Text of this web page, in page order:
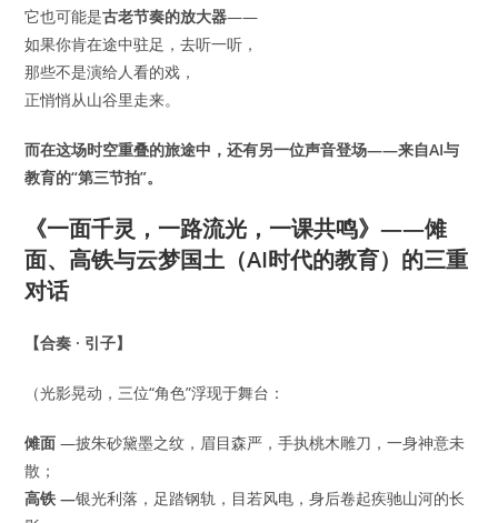
它也可能是古老节奏的放大器——
如果你肯在途中驻足，去听一听，
那些不是演给人看的戏，
正悄悄从山谷里走来。
而在这场时空重叠的旅途中，还有另一位声音登场——来自AI与
教育的“第三节拍”。
《一面千灵，一路流光，一课共鸣》——傩
面、高铁与云梦国土（AI时代的教育）的三重
对话
【合奏 · 引子】
（光影晃动，三位“角色”浮现于舞台：
傩面 —披朱砂黛墨之纹，眉目森严，手执桃木雕刀，一身神意未
散；
高铁 —银光利落，足踏钢轨，目若风电，身后卷起疾驰山河的长